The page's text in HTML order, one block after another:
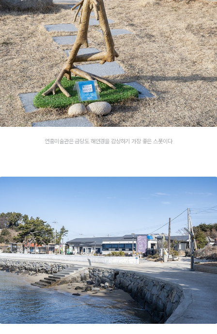
연홍미술관은 금당도 해안경을 감상하기 가장 좋은 스폿이다